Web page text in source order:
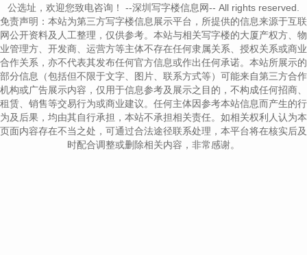
公选址，欢迎您致电咨询！
--深圳写字楼信息网-- All rights reserved.
免责声明：本站为第三方写字楼信息展示平台，所提供的信息来源于互联
网公开资料及人工整理，仅供参考。本站与相关写字楼的大厦产权方、物
业管理方、开发商、运营方等主体不存在任何隶属关系、授权关系或商业
合作关系，亦不代表其发布任何官方信息或作出任何承诺。本站所展示的
部分信息（包括但不限于文字、图片、联系方式等）可能来自第三方合作
机构或广告展示内容，仅用于信息参考及展示之目的，不构成任何招商、
租赁、销售等交易行为或商业建议。任何主体因参考本站信息而产生的行
为及后果，均由其自行承担，本站不承担相关责任。如相关权利人认为本
页面内容存在不当之处，可通过合法途径联系处理，本平台将在核实后及
时配合调整或删除相关内容，非常感谢。